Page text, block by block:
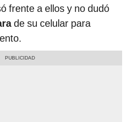
frente a ellos y no dudó
de su celular para